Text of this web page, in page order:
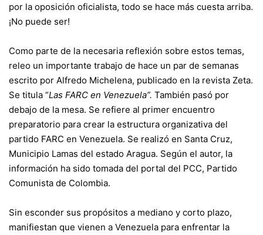
por la oposición oficialista, todo se hace más cuesta arriba.
¡No puede ser!
Como parte de la necesaria reflexión sobre estos temas,
releo un importante trabajo de hace un par de semanas
escrito por Alfredo Michelena, publicado en la revista Zeta.
Se titula “Las FARC en Venezuela”. También pasó por
debajo de la mesa. Se refiere al primer encuentro
preparatorio para crear la estructura organizativa del
partido FARC en Venezuela. Se realizó en Santa Cruz,
Municipio Lamas del estado Aragua. Según el autor, la
información ha sido tomada del portal del PCC, Partido
Comunista de Colombia.
Sin esconder sus propósitos a mediano y corto plazo,
manifiestan que vienen a Venezuela para enfrentar la